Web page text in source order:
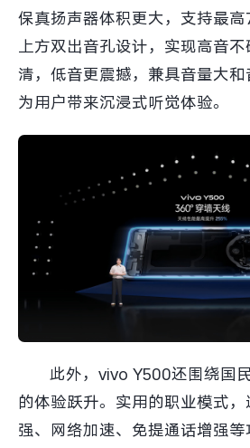
保真扬声器体积更大，支持最高
上方双出音孔设计，实现高音
清，低音更震撼，兼具音量大和
为用户带来沉浸式听觉体验。
此外，vivo Y500还围绕国
的体验跃升。实用的职业模式
强、网络加速、免提通话增强